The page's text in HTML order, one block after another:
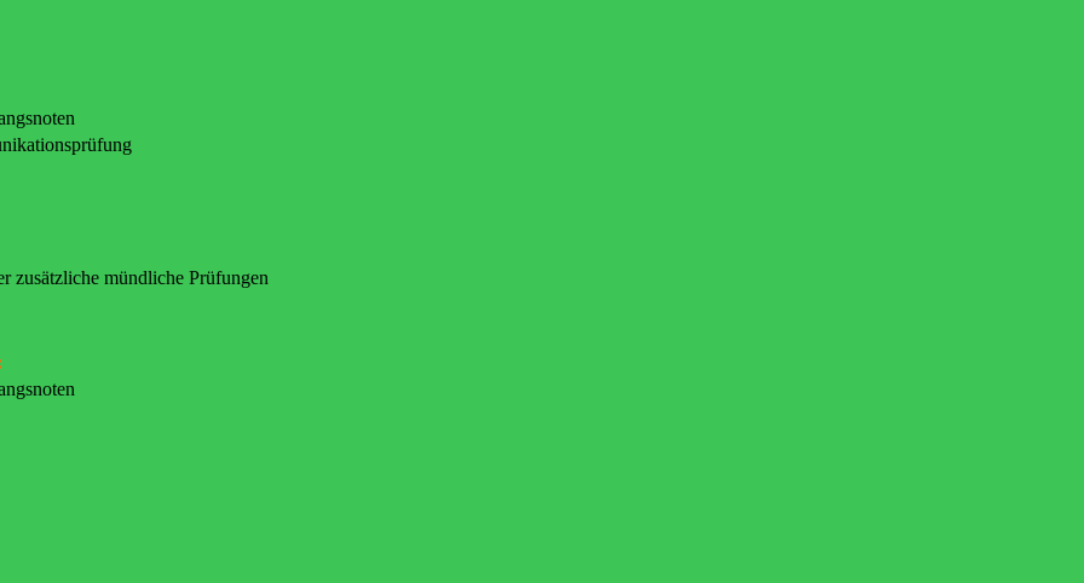
zusätzliche mündliche Prüfungen